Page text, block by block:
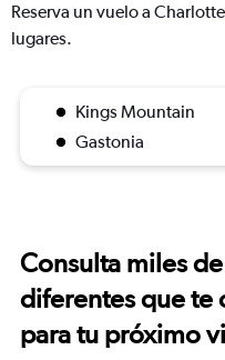
Reserva un vuelo a
lugares.
Kings Mountain
Gastonia
Consulta miles
diferentes que te
para tu próximo